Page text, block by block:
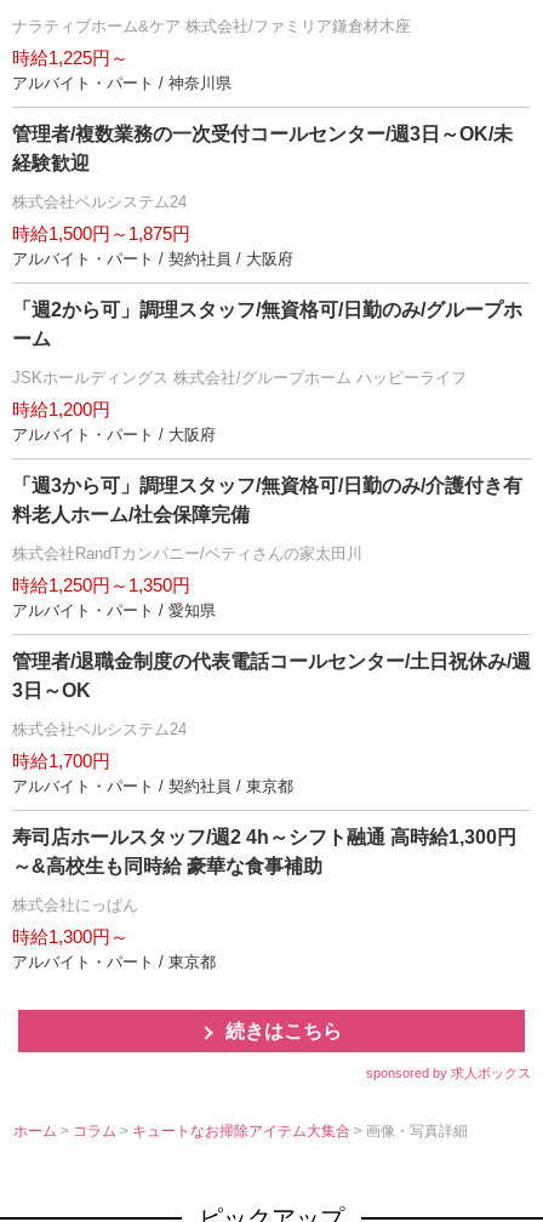
ナラティブホーム&ケア 株式会社/ファミリア鎌倉材木座
時給1,225円～
アルバイト・パート / 神奈川県
管理者/複数業務の一次受付コールセンター/週3日～OK/未
経験歓迎
株式会社ベルシステム24
時給1,500円～1,875円
アルバイト・パート / 契約社員 / 大阪府
「週2から可」調理スタッフ/無資格可/日勤のみ/グループホ
ーム
JSKホールディングス 株式会社/グループホーム ハッピーライフ
時給1,200円
アルバイト・パート / 大阪府
「週3から可」調理スタッフ/無資格可/日勤のみ/介護付き有
料老人ホーム/社会保障完備
株式会社RandTカンパニー/ベティさんの家太田川
時給1,250円～1,350円
アルバイト・パート / 愛知県
管理者/退職金制度の代表電話コールセンター/土日祝休み/週
3日～OK
株式会社ベルシステム24
時給1,700円
アルバイト・パート / 契約社員 / 東京都
寿司店ホールスタッフ/週2 4h～シフト融通 高時給1,300円
～&高校生も同時給 豪華な食事補助
株式会社にっぱん
時給1,300円～
アルバイト・パート / 東京都
続きはこちら
sponsored by 求人ボックス
ホーム > コラム> キュートなお掃除アイテム大集合> 画像・写真詳細